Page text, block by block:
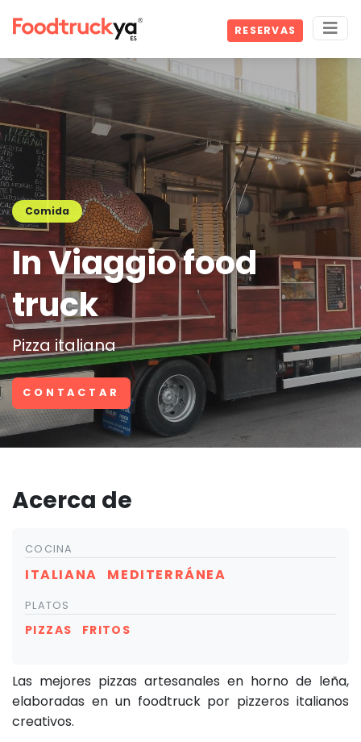
RESERVAS
Comida
In Viaggio food
truck
Pizza italiana
CONTACTAR
Acerca de
COCINA
ITALIANA MEDITERRÁNEA
PLATOS
PIZZAS FRITOS
Las mejores pizzas artesanales en horno de leña,
elaboradas en un foodtruck por pizzeros italianos
creativos.